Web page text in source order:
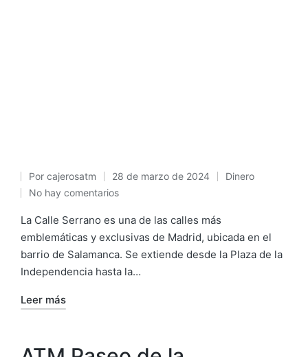
Publicado
por
Por cajerosatm 28 de marzo de 2024
Publicado
Dinero
No hay comentarios
La Calle Serrano es una de las calles más
emblemáticas y exclusivas de Madrid, ubicada en el
barrio de Salamanca. Se extiende desde la Plaza de la
Independencia hasta la…
Leer más